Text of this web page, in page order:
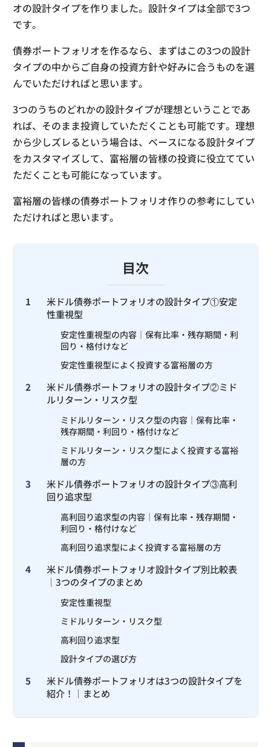
オの設計タイプを作りました。設計タイプは全部で3つ
です。
債券ポートフォリオを作るなら、まずはこの3つの設計
タイプの中からご自身の投資方針や好みに合うものを選
んでいただければと思います。
3つのうちのどれかの設計タイプが理想ということであ
れば、そのまま投資していただくことも可能です。理想
から少しズレるという場合は、ベースになる設計タイプ
をカスタマイズして、富裕層の皆様の投資に役立ててい
ただくことも可能になっています。
富裕層の皆様の債券ポートフォリオ作りの参考にしてい
ただければと思います。
目次
1
米ドル債券ポートフォリオの設計タイプ①安定
性重視型
安定性重視型の内容｜保有比率・残存期間・利
回り・格付けなど
安定性重視型によく投資する富裕層の方
2
米ドル債券ポートフォリオの設計タイプ②ミド
ルリターン・リスク型
ミドルリターン・リスク型の内容｜保有比率・
残存期間・利回り・格付けなど
ミドルリターン・リスク型によく投資する富裕
層の方
3
米ドル債券ポートフォリオの設計タイプ③高利
回り追求型
高利回り追求型の内容｜保有比率・残存期間・
利回り・格付けなど
高利回り追求型によく投資する富裕層の方
4
米ドル債券ポートフォリオ設計タイプ別比較表
｜3つのタイプのまとめ
安定性重視型
ミドルリターン・リスク型
高利回り追求型
設計タイプの選び方
5
米ドル債券ポートフォリオは3つの設計タイプを
紹介！｜まとめ